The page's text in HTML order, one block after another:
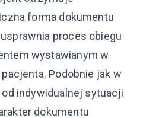
forma dokumentu
proces obiegu
wystawianym w
Podobnie jak w
indywidualnej sytuacji
dokumentu